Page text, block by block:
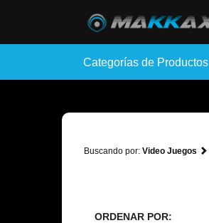
Categorías de Productos
Buscando por: Video Juegos
ORDENAR POR: